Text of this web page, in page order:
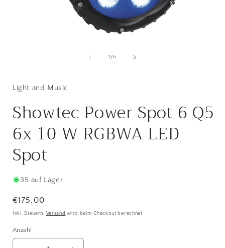
1/von
6
Light and Music
Showtec Power Spot 6 Q5
6x 10 W RGBWA LED
Spot
35 auf Lager
Normaler
Preis
€175,00
Inkl. Steuern. Versand wird beim Checkout berechnet
Anzahl
Anzahl